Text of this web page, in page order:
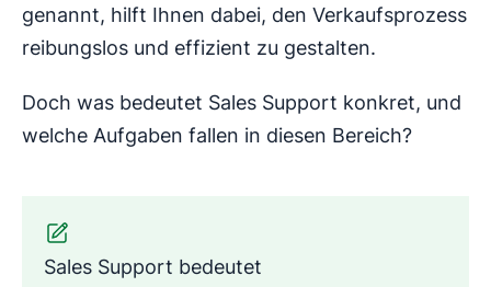
genannt, hilft Ihnen dabei, den Verkaufsprozess
reibungslos und effizient zu gestalten.
Doch was bedeutet Sales Support konkret, und
welche Aufgaben fallen in diesen Bereich?
Sales Support bedeutet